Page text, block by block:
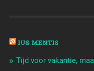
IUS MENTIS
Tijd voor vakantie,